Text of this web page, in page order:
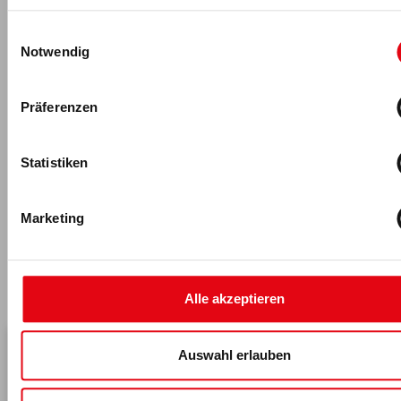
Notwendig
Präferenzen
Statistiken
Marketing
Alle akzeptieren
Auswahl erlauben
Sportökonomie am
Ökonomie/Management der
Das könnte dich auch interessieren